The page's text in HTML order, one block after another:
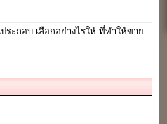
ระกอบ เลือกอย่างไรให้ ที่ทำให้ขาย